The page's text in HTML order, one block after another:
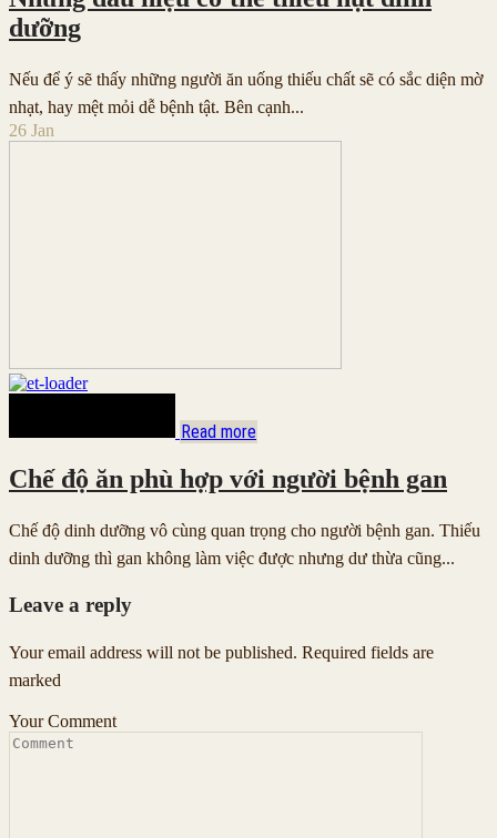
dưỡng
Nếu để ý sẽ thấy những người ăn uống thiếu chất sẽ có sắc diện mờ
nhạt, hay mệt mỏi dễ bệnh tật. Bên cạnh...
26 Jan
Read more
Chế độ ăn phù hợp với người bệnh gan
Chế độ dinh dưỡng vô cùng quan trọng cho người bệnh gan. Thiếu
dinh dưỡng thì gan không làm việc được nhưng dư thừa cũng...
Leave a reply
Your email address will not be published. Required fields are
marked
Your Comment